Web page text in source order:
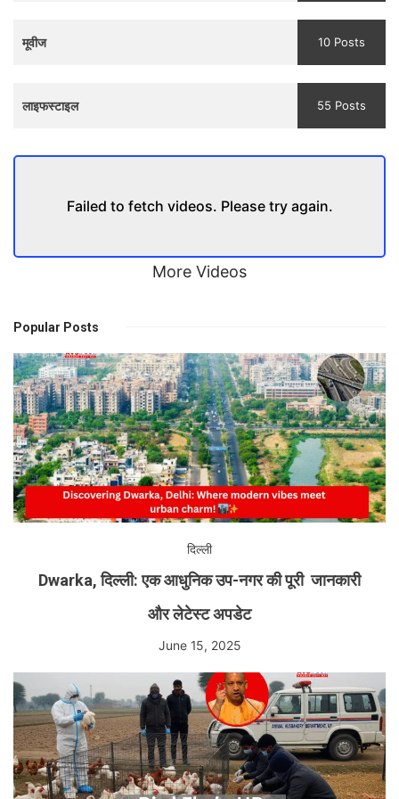
मूवीज 10 Posts
लाइफस्टाइल 55 Posts
Failed to fetch videos. Please try again.
More Videos
Popular Posts
दिल्ली
Dwarka, दिल्ली: एक आधुनिक उप-नगर की पूरी जानकारी
और लेटेस्ट अपडेट
June 15, 2025